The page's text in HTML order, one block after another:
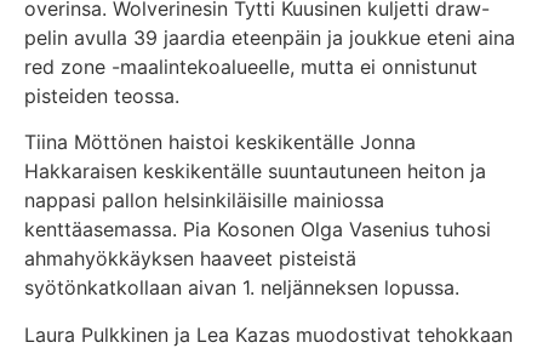
overinsa. Wolverinesin Tytti Kuusinen kuljetti draw-
pelin avulla 39 jaardia eteenpäin ja joukkue eteni aina
red zone -maalintekoalueelle, mutta ei onnistunut
pisteiden teossa.
Tiina Möttönen haistoi keskikentälle Jonna
Hakkaraisen keskikentälle suuntautuneen heiton ja
nappasi pallon helsinkiläisille mainiossa
kenttäasemassa. Pia Kosonen Olga Vasenius tuhosi
ahmahyökkäyksen haaveet pisteistä
syötönkatkollaan aivan 1. neljänneksen lopussa.
Laura Pulkkinen ja Lea Kazas muodostivat tehokkaan